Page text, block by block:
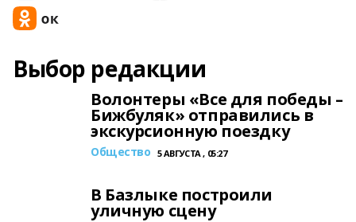
Выбор редакции
Волонтеры «Все для победы –
Бижбуляк» отправились в
экскурсионную поездку
Общество 5 АВГУСТА , 05:27
В Базлыке построили
уличную сцену